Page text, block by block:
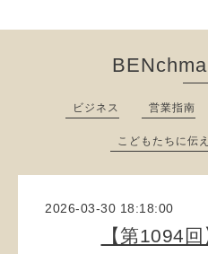
ビジネス 営業指南
こどもたちに伝
2026-03-30 18:18:00
【第1094